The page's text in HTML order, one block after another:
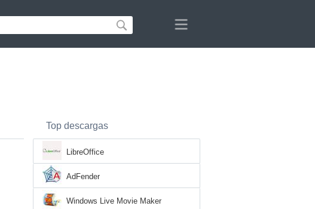
Top descargas
LibreOffice
AdFender
Windows Live Movie Maker